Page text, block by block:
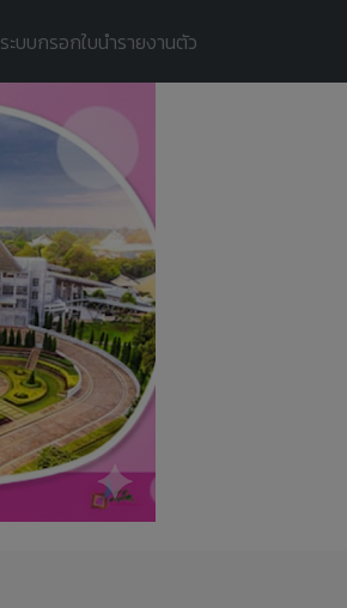
ระบบกรอกใบนำรายงานตัว